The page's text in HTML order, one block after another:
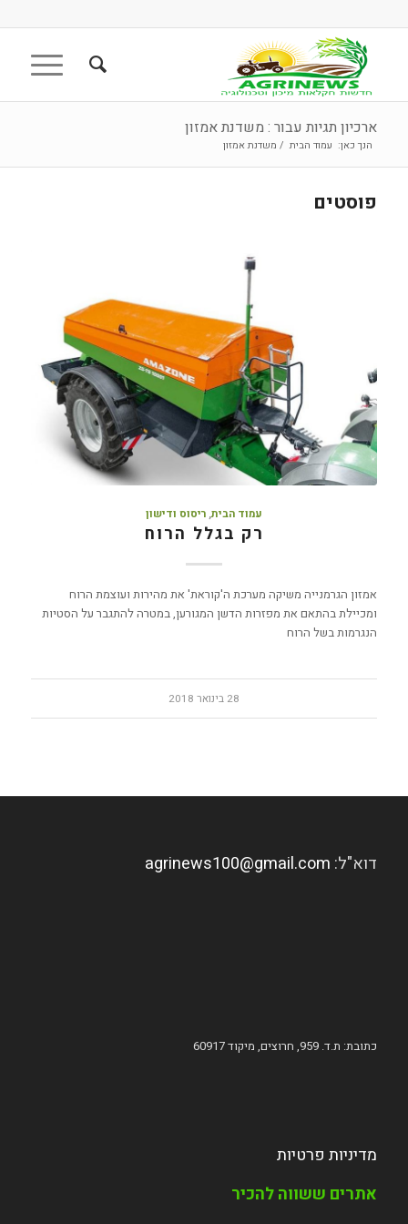
ארכיון תגיות עבור : משדנת אמזון
הנך כאן: עמוד הבית / משדנת אמזון
פוסטים
עמוד הבית, ריסוס ודישון
רק בגלל הרוח
אמזון הגרמנייה משיקה מערכת ה'קוראת' את מהירות ועוצמת הרוח
ומכיילת בהתאם את מפזרות הדשן המגורען, במטרה להתגבר על הסטיות
הנגרמות בשל הרוח
28 בינואר 2018
דוא"ל: agrinews100@gmail.com
כתובת: ת.ד. 959, חרוצים, מיקוד 60917
מדיניות פרטיות
אתרים ששווה להכיר